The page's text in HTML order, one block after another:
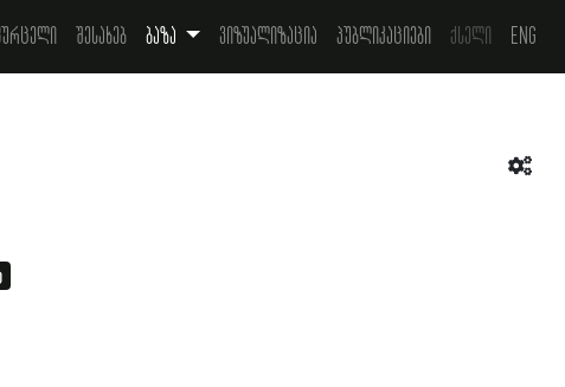
შესახებ ბაზა ვიზუალიზაცია პუბლიკაციები ქსელი Eng